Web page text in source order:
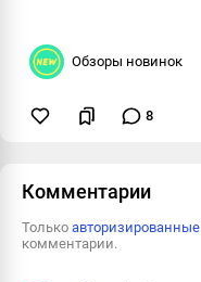
Обзоры новинок
8
Комментарии
Только авторизированные
комментарии.